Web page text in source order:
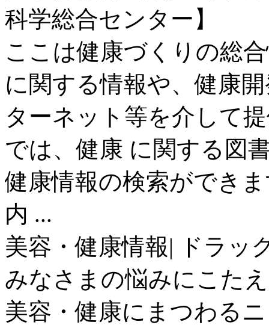
科学総合センター】
ここは健康づくりの総
に関する情報や、健康
ターネット等を介して
では、健康 に関する図
健康情報の検索ができ
内 ...
美容・健康情報| ドラッ
みなさまの悩みにこた
美容・健康にまつわる